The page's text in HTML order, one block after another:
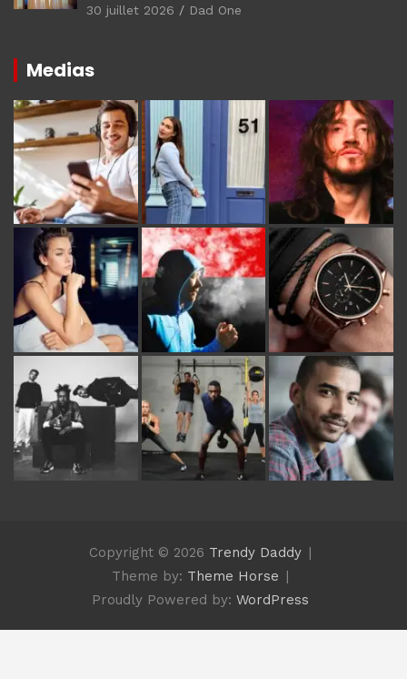
30 juillet 2026 Dad One
Medias
Copyright © 2026 Trendy Daddy
Theme by: Theme Horse
Proudly Powered by: WordPress